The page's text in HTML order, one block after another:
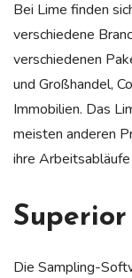
Bei Lime finden
verschiedene
verschiedenen
und Großhandel,
Immobilien. Das
meisten anderen
ihre
Die Sampling-